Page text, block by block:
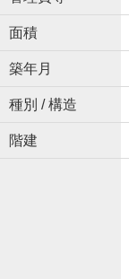
面積
築年月
種別 / 構造
階建